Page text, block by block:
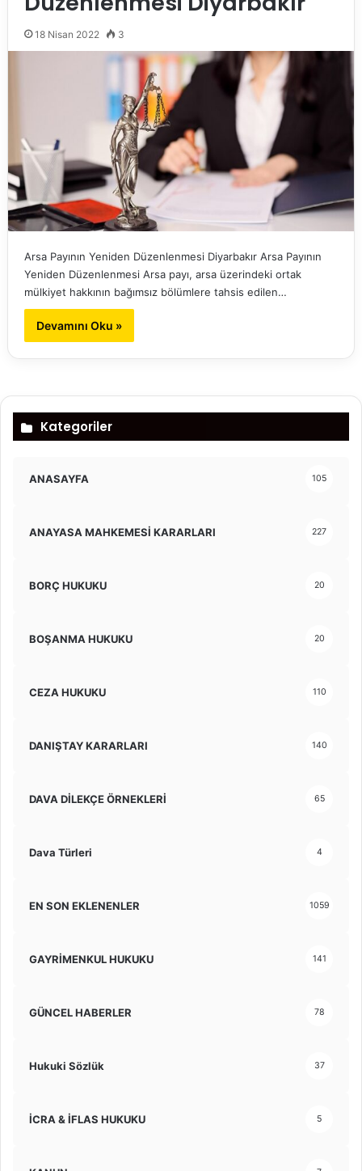
18 Nisan 2022 3
Arsa Payının Yeniden Düzenlenmesi Diyarbakır Arsa Payının
Yeniden Düzenlenmesi Arsa payı, arsa üzerindeki ortak
mülkiyet hakkının bağımsız bölümlere tahsis edilen…
Devamını Oku »
Kategoriler
ANASAYFA 105
ANAYASA MAHKEMESİ KARARLARI 227
BORÇ HUKUKU 20
BOŞANMA HUKUKU 20
CEZA HUKUKU 110
DANIŞTAY KARARLARI 140
DAVA DİLEKÇE ÖRNEKLERİ 65
Dava Türleri 4
EN SON EKLENENLER 1059
GAYRİMENKUL HUKUKU 141
GÜNCEL HABERLER 78
Hukuki Sözlük 37
İCRA & İFLAS HUKUKU 5